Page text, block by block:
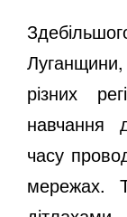
різних
навчання
часу
мережах.